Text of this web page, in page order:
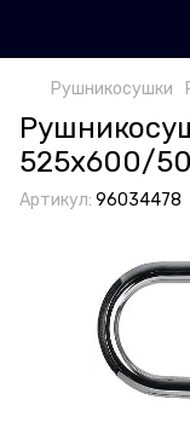
Рушникосушки
525х600/
Артикул: 96034478